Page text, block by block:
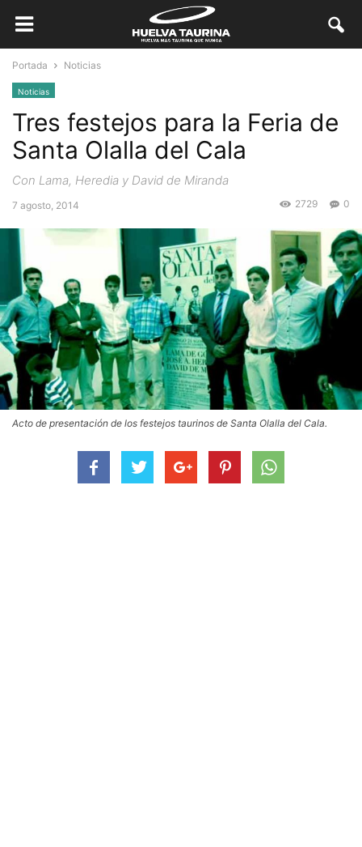
Portada Noticias
Noticias
Tres festejos para la Feria de
Santa Olalla del Cala
Con Lama, Heredia y David de Miranda
7 agosto, 2014 0
2729
Acto de presentación de los festejos taurinos de Santa Olalla del Cala.